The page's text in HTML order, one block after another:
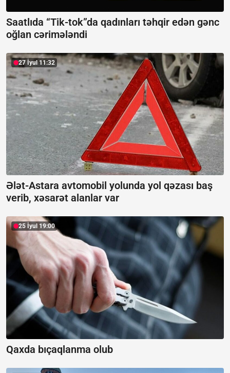
Saatlıda “Tik-tok”da qadınları təhqir edən gənc
oğlan cərimələndi
27 İyul 11:32
Ələt-Astara avtomobil yolunda yol qəzası baş
verib, xəsarət alanlar var
25 İyul 19:00
Qaxda bıçaqlanma olub